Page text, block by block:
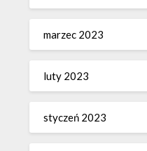
marzec 2023
luty 2023
styczeń 2023